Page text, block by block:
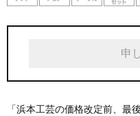
申
「浜本工芸の価格改定前、最